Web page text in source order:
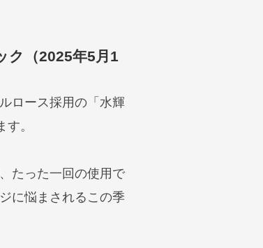
ク（2025年5月1
ロース採用の「水輝
。
たった一回の使用で
に悩まされるこの季